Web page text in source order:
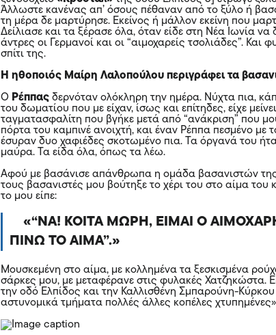
Άλλωστε κανένας απ’ όσους πέθαναν από το ξύλο ή
τη μέρα δε μαρτύρησε. Εκείνος ή μάλλον εκείνη που
Δείλιασε και τα ξέρασε όλα, όταν είδε στη Νέα Ιωνία να
άντρες οι Γερμανοί και οι “αιμοχαρείς τσολιάδες”. Και
σπίτι της.
Η ηθοποιός Μαίρη Λαλοπούλου περιγράφει τα
Ο Ρέππας δερνόταν ολόκληρη την ημέρα. Νύχτα πια,
του δωματίου που με είχαν, ίσως και επίτηδες, είχε
ταγματασφαλίτη που βγήκε μετά από “ανάκριση” που
πόρτα του καμπινέ ανοιχτή, και έναν Ρέππα πεσμένο με
έσυραν δυο χαφιέδες σκοτωμένο πια. Τα όργανά του
μαύρα. Τα είδα όλα, όπως τα λέω.
Αφού με βασάνισε απάνθρωπα η ομάδα βασανιστών
τους βασανιστές μου βούτηξε το χέρι του στο αίμα του
το μου είπε:
“ΝΑ! ΚΟΙΤΑ ΜΩΡΗ, ΕΙΜΑΙ Ο
ΠΙΝΩ ΤΟ ΑΙΜΑ”.
Μουσκεμένη στο αίμα, με κολλημένα τα ξεσκισμένα
σάρκες μου, με μεταφέρανε στις φυλακές Χατζηκώστα.
την οδό Ελπίδος και την Καλλισθένη Σμπαρούνη-
αστυνομικά τμήματα πολλές άλλες κοπέλες